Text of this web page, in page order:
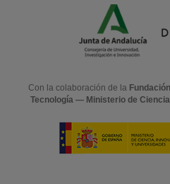
Con la colaboración de la
Tecnología — Ministerio de